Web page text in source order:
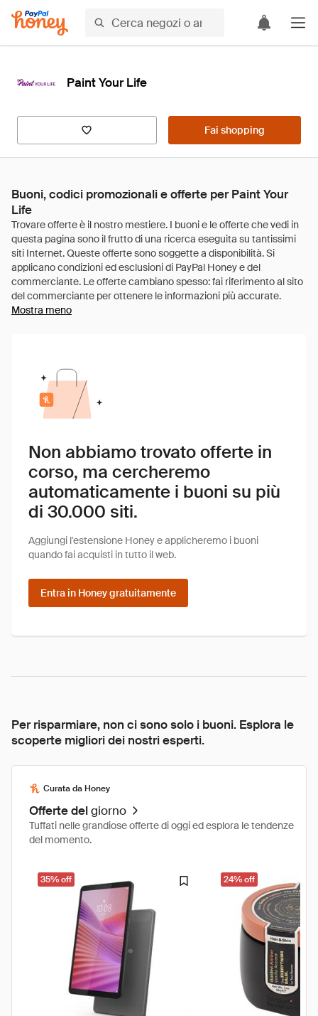
Paint Your Life
Fai shopping
Buoni, codici promozionali e offerte per Paint Your
Life
Mostra meno
Non abbiamo trovato offerte in
corso, ma cercheremo
automaticamente i buoni su più
di 30.000 siti.
Aggiungi l'estensione Honey e applicheremo i buoni
quando fai acquisti in tutto il web.
Entra in Honey gratuitamente
Per risparmiare, non ci sono solo i buoni. Esplora le
scoperte migliori dei nostri esperti.
Curata da Honey
Offerte delgiorno
Tuffati nelle grandiose offerte di oggi ed esplora le tendenze
del momento.
35% off 24% off